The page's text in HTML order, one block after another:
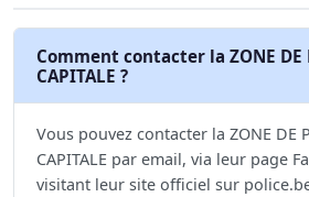
Comment contacter la ZONE DE
CAPITALE ?
Vous pouvez contacter la ZONE DE
CAPITALE par email, via leur page
visitant leur site officiel sur